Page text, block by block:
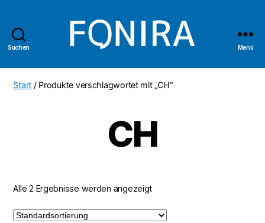
Suchen
Shop
Menü
Start / Produkte verschlagwortet mit „CH“
CH
Alle 2 Ergebnisse werden angezeigt